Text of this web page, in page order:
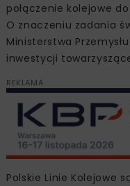
połączenie kolejowe
O znaczeniu zadania
Ministerstwa
inwestycji
REKLAMA
Polskie Linie Kolejowe